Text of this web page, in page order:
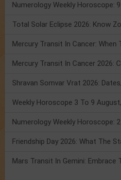
Total Solar Eclipse 2026: Know
Numerology Weekly Horoscope: